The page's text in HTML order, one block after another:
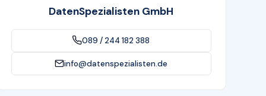
DatenSpezialisten GmbH
089 / 244 182 388
info@datenspezialisten.de